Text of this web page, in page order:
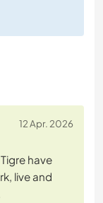
12 Apr. 2026
have
live and